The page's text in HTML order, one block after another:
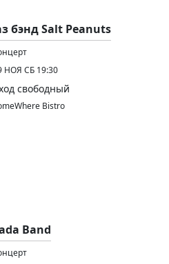
бэнд Salt Peanuts
НОЯ СБ 19:30
свободный
Bistro
Band